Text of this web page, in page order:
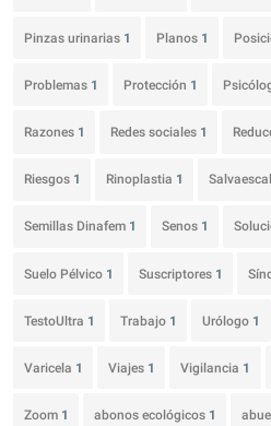
Pinzas urinarias 1 Planos 1
Problemas 1 Protección 1
Razones 1 Redes sociales 1
Riesgos 1 Rinoplastia 1
Semillas Dinafem 1 Senos 1
Suelo Pélvico 1 Suscriptores 1
TestoUltra 1 Trabajo 1 Urólogo 1
Varicela 1 Viajes 1 Vigilancia 1
Zoom 1 abonos ecológicos 1